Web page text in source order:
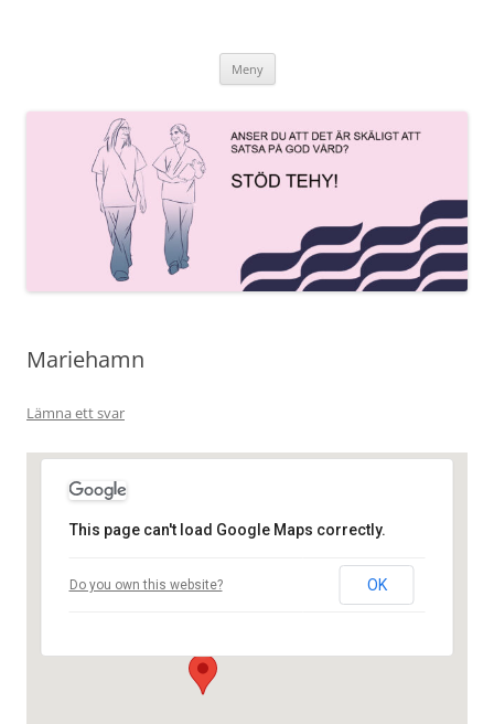
Meny
Mariehamn
Lämna ett svar
This page can't load Google Maps correctly.
Do you own this website? OK